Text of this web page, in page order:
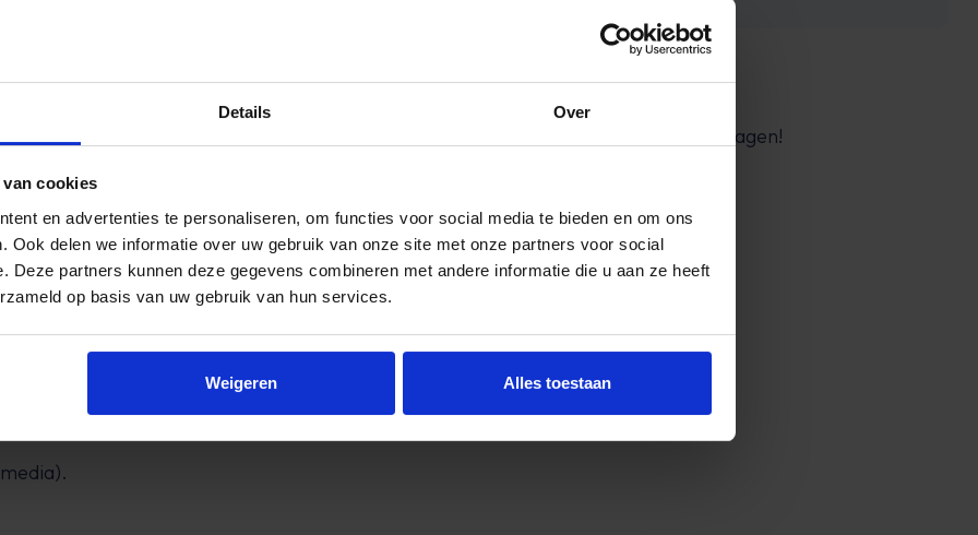
Details Over
cookies
en advertenties te personaliseren, om functies voor social media te bieden en om ons
Ook delen we informatie over uw gebruik van onze site met onze partners voor social
Deze partners kunnen deze gegevens combineren met andere informatie die u aan ze heeft
op basis van uw gebruik van hun services.
Weigeren Alles toestaan
nieuwe analoge horloge
in het roze… ideaal voor je alledaagse dagen!
overal de tijd kunt aflezen. Bovendien heeft het een dagelijkse stappenteller en